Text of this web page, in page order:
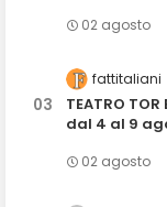
02 agosto
fattitaliani
TEATRO
dal 4 al 9
02 agosto